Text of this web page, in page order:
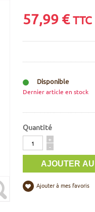
57,99€ TTC
Disponible
Dernier article en stock
Quantité
Quantité
+
-
Ajouter à mes favoris